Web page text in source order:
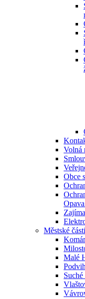
Volná
Obce
Městské části
Malé